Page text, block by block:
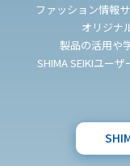
ファッション情報
オリジナ
製品の活用や
SHIMA SEIKIユー